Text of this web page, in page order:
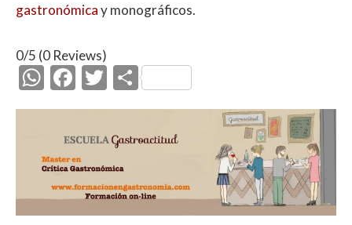
gastronómicay monográficos.
0/5 (0 Reviews)
W
h
at
s
A
p
F
ac
e
b
o
o
T
w
itt
er
C
o
p
ar
ti